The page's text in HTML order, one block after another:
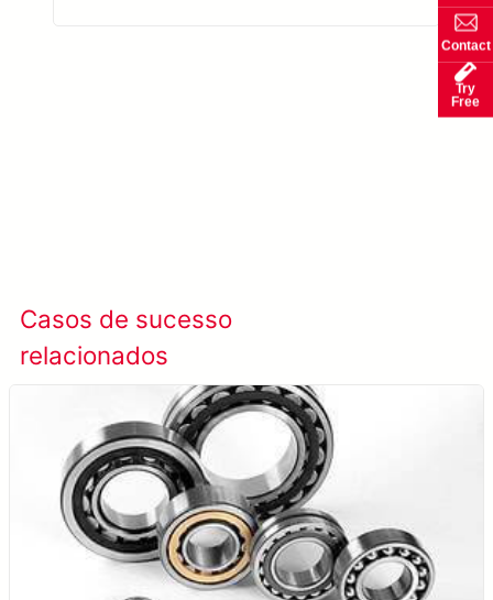
Casos de sucesso
relacionados
Contact
Try
Free